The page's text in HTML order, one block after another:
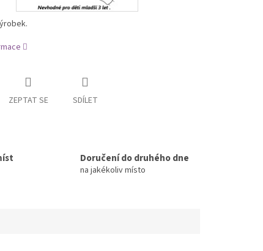
ZEPTAT SE SDÍLET
Doručení do druhého dne
na jakékoliv místo